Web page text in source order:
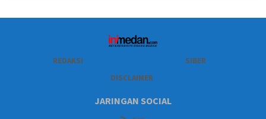
REDAKSI
SIBER
DISCLAIMER
JARINGAN SOCIAL